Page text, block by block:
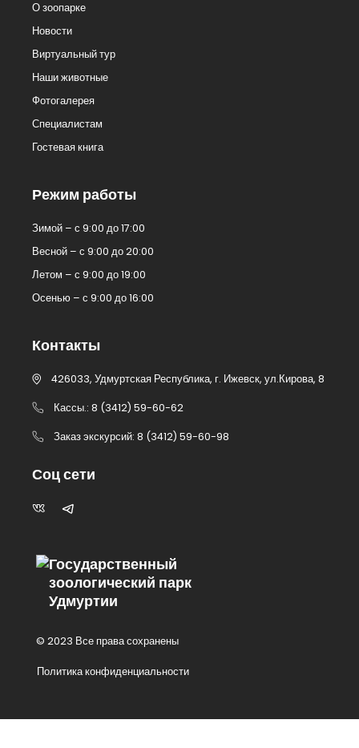
Государственный
зоологический парк
Удмуртии
© 2023 Все права сохранены
Политика конфиденциальности
О зоопарке
Новости
Виртуальный тур
Наши животные
Фотогалерея
Специалистам
Гостевая книга
Режим работы
Зимой – с 9:00 до 17:00
Весной – с 9:00 до 20:00
Летом – с 9:00 до 19:00
Осенью – с 9:00 до 16:00
Контакты
426033, Удмуртская Республика, г. Ижевск, ул.Кирова, 8
Кассы.: 8 (3412) 59-60-62
Заказ экскурсий: 8 (3412) 59-60-98
Соц сети